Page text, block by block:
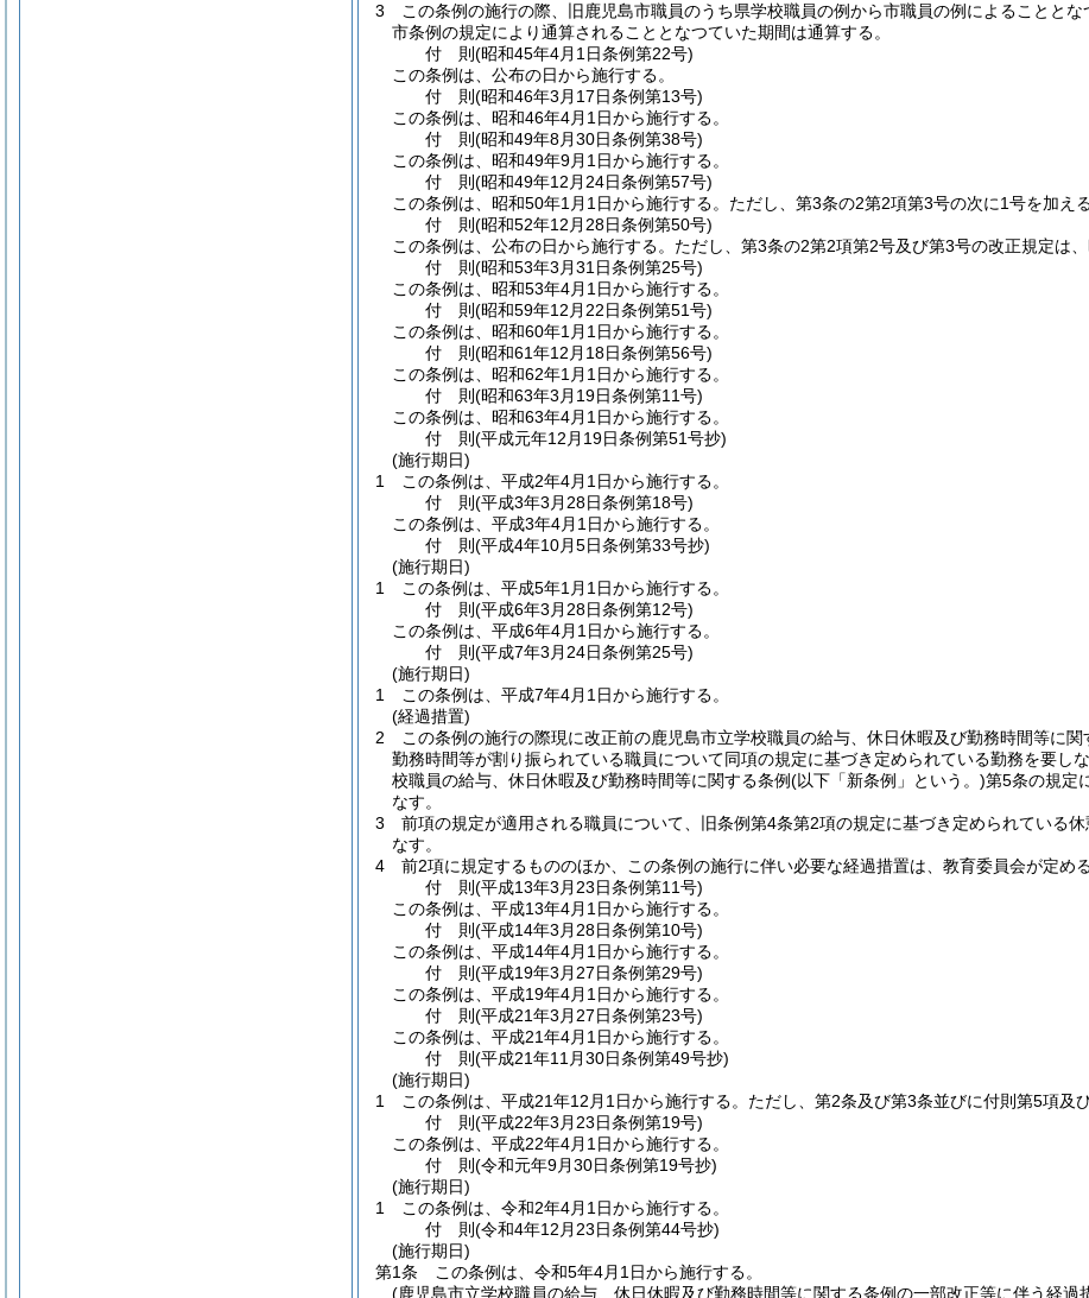
3
この条例の施行の際、旧鹿児島市職員のうち県学校職員の例から市職員の例によることと
市条例の規定により通算されることとなつていた期間は通算する。
付 則(昭和45年4月1日条例第22号)
この条例は、公布の日から施行する。
付 則(昭和46年3月17日条例第13号)
この条例は、昭和46年4月1日から施行する。
付 則(昭和49年8月30日条例第38号)
この条例は、昭和49年9月1日から施行する。
付 則(昭和49年12月24日条例第57号)
この条例は、昭和50年1月1日から施行する。 ただし、第3条の2第2項第3号の次に1号を加え
付 則(昭和52年12月28日条例第50号)
この条例は、公布の日から施行する。 ただし、第3条の2第2項第2号及び第3号の改正規定は
付 則(昭和53年3月31日条例第25号)
この条例は、昭和53年4月1日から施行する。
付 則(昭和59年12月22日条例第51号)
この条例は、昭和60年1月1日から施行する。
付 則(昭和61年12月18日条例第56号)
この条例は、昭和62年1月1日から施行する。
付 則(昭和63年3月19日条例第11号)
この条例は、昭和63年4月1日から施行する。
付 則(平成元年12月19日条例第51号抄)
(施行期日)
1
この条例は、平成2年4月1日から施行する。
付 則(平成3年3月28日条例第18号)
この条例は、平成3年4月1日から施行する。
付 則(平成4年10月5日条例第33号抄)
(施行期日)
1
この条例は、平成5年1月1日から施行する。
付 則(平成6年3月28日条例第12号)
この条例は、平成6年4月1日から施行する。
付 則(平成7年3月24日条例第25号)
(施行期日)
1
この条例は、平成7年4月1日から施行する。
(経過措置)
2
この条例の施行の際現に改正前の鹿児島市立学校職員の給与、休日休暇及び勤務時間等に関
勤務時間等が割り振られている職員について同項の規定に基づき定められている勤務を要し
校職員の給与、休日休暇及び勤務時間等に関する条例(以下「新条例」という。)第5条の規定
なす。
3
前項の規定が適用される職員について、旧条例第4条第2項の規定に基づき定められている
なす。
4
前2項に規定するもののほか、この条例の施行に伴い必要な経過措置は、教育委員会が定める
付 則(平成13年3月23日条例第11号)
この条例は、平成13年4月1日から施行する。
付 則(平成14年3月28日条例第10号)
この条例は、平成14年4月1日から施行する。
付 則(平成19年3月27日条例第29号)
この条例は、平成19年4月1日から施行する。
付 則(平成21年3月27日条例第23号)
この条例は、平成21年4月1日から施行する。
付 則(平成21年11月30日条例第49号抄)
(施行期日)
1
この条例は、平成21年12月1日から施行する。 ただし、第2条及び第3条並びに付則第5項及
付 則(平成22年3月23日条例第19号)
この条例は、平成22年4月1日から施行する。
付 則(令和元年9月30日条例第19号抄)
(施行期日)
1
この条例は、令和2年4月1日から施行する。
付 則(令和4年12月23日条例第44号抄)
(施行期日)
第1条
この条例は、令和5年4月1日から施行する。
(鹿児島市立学校職員の給与、休日休暇及び勤務時間等に関する条例の一部改正等に伴う経過